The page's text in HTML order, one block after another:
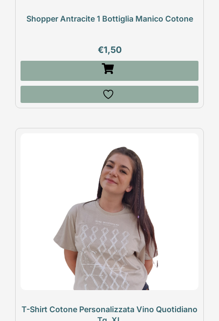
Shopper Antracite 1 Bottiglia Manico Cotone
€1,50
T-Shirt Cotone Personalizzata Vino Quotidiano